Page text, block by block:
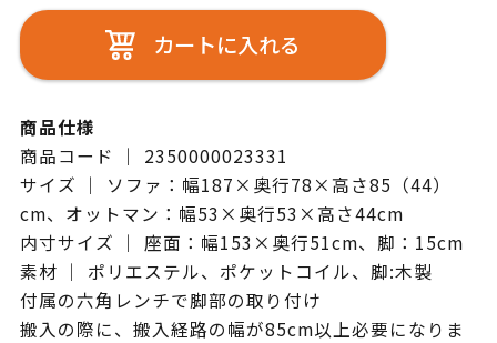
カートに入れる
商品仕様
商品コード ｜ 2350000023331
サイズ ｜ ソファ：幅187×奥行78×高さ85（44）
cm、オットマン：幅53×奥行53×高さ44cm
内寸サイズ ｜ 座面：幅153×奥行51cm、脚：15cm
素材 ｜ ポリエステル、ポケットコイル、脚:木製
付属の六角レンチで脚部の取り付け
搬入の際に、搬入経路の幅が85cm以上必要になりま